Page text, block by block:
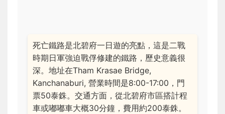
死亡鐵路是北碧府一日遊的亮點，這是二戰
時期日軍強迫戰俘修建的鐵路，歷史意義很
深。地址在Tham Krasae Bridge,
Kanchanaburi, 營業時間是8:00-17:00，門
票50泰銖。交通方面，從北碧府市區搭計程
車或嘟嘟車大概30分鐘，費用約200泰銖。